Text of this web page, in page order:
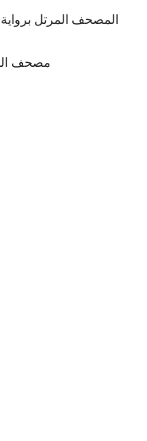
المصحف المرتل
مصحف